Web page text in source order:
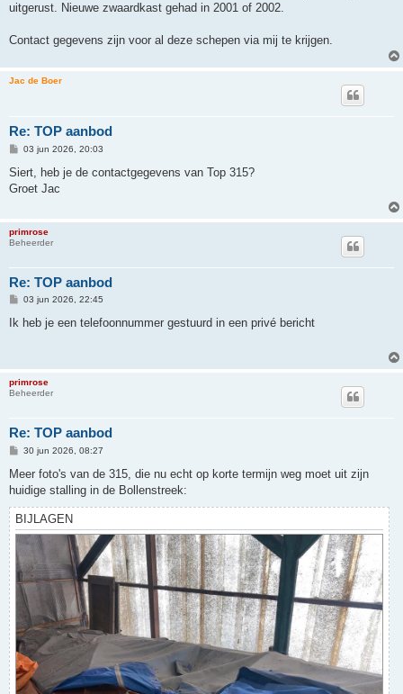
uitgerust. Nieuwe zwaardkast gehad in 2001 of 2002.
Contact gegevens zijn voor al deze schepen via mij te krijgen.
Jac de Boer
Re: TOP aanbod
B
r
c
03 jun 2026, 20:03
Siert, heb je de contactgegevens van Top 315?
Groet Jac
primrose
Beheerder
Re: TOP aanbod
B03 jun 2026, 22:45
Ik heb je een telefoonnummer gestuurd in een privé bericht
primrose
Beheerder
Re: TOP aanbod
B
r
c
t
30 jun 2026, 08:27
Meer foto's van de 315, die nu echt op korte termijn weg moet uit zijn
huidige stalling in de Bollenstreek:
BIJLAGEN